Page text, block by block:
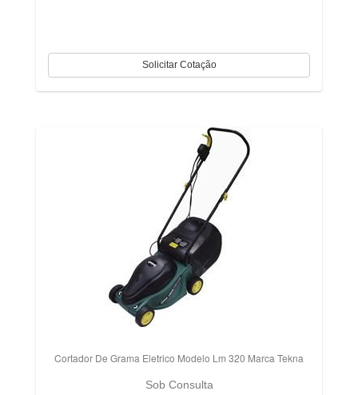
Cortador De Grama Eletrico Modelo Lm 320 Marca Tekna
Sob Consulta